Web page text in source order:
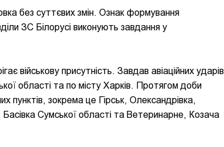
без суттєвих змін. Ознак формування
ЗС Білорусі виконують завдання у
військову присутність. Завдав авіаційних ударів
області та по місту Харків. Протягом доби
пунктів, зокрема це Гірськ, Олександрівка,
Сумської області та Ветеринарне, Козача